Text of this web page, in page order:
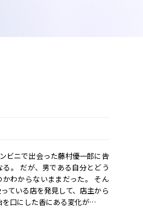
ビニで出会った藤村優一郎に告
。 だが、男である自分とどう
わからないままだった。 そん
ている店を発見して、店主から
口にした香にある変化が…